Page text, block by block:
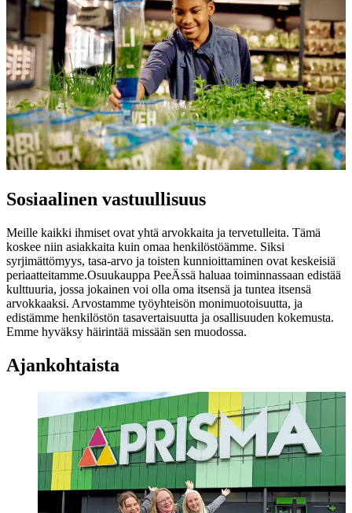
Sosiaalinen vastuullisuus
Meille kaikki ihmiset ovat yhtä arvokkaita ja tervetulleita. Tämä
koskee niin asiakkaita kuin omaa henkilöstöämme. Siksi
syrjimättömyys, tasa-arvo ja toisten kunnioittaminen ovat keskeisiä
periaatteitamme.Osuukauppa PeeÄssä haluaa toiminnassaan edistää
kulttuuria, jossa jokainen voi olla oma itsensä ja tuntea itsensä
arvokkaaksi. Arvostamme työyhteisön monimuotoisuutta, ja
edistämme henkilöstön tasavertaisuutta ja osallisuuden kokemusta.
Emme hyväksy häirintää missään sen muodossa.
Ajankohtaista